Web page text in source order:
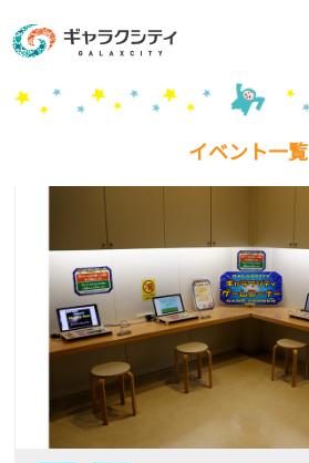
施設案内
こども
西新井
こどもみーてぃんぐ
Gがくえん
ブランドからのお知らせ
いっしょに創る
イベント一覧